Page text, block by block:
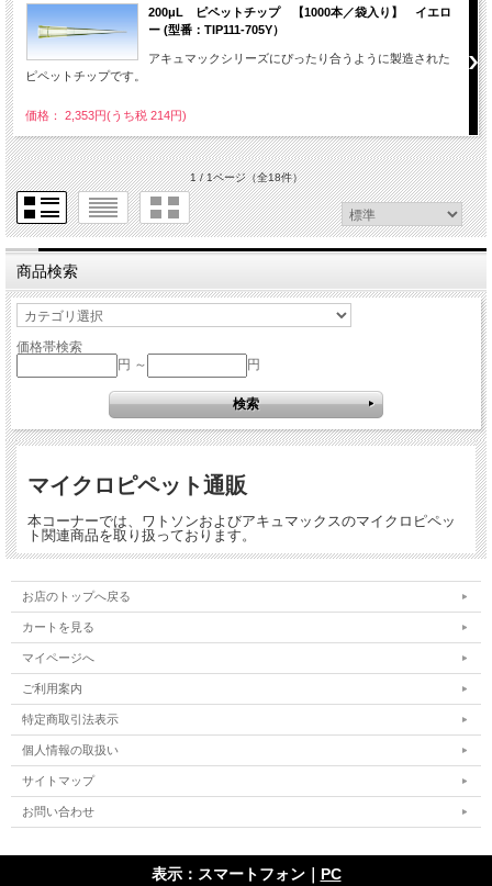
200μL ピペットチップ 【1000本／袋入り】 イエロ
ー (型番：TIP111-705Y）
アキュマックシリーズにぴったり合うように製造された
ピペットチップです。
価格： 2,353円(うち税 214円)
1 / 1ページ（全18件）
商品検索
価格帯検索
円 ～
円
マイクロピペット通販
本コーナーでは、ワトソンおよびアキュマックスのマイクロピペッ
ト関連商品を取り扱っております。
お店のトップへ戻る
カートを見る
マイページへ
ご利用案内
特定商取引法表示
個人情報の取扱い
サイトマップ
お問い合わせ
表示：スマートフォン｜ PC